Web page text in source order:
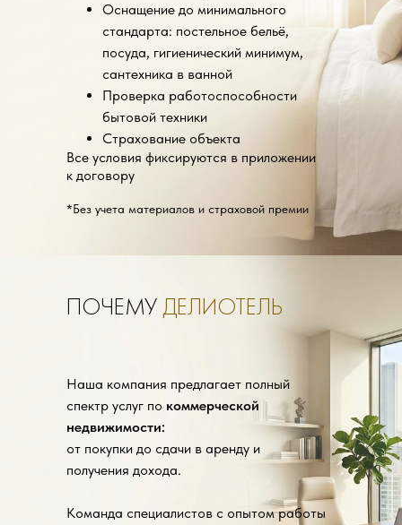
*Без учета материалов и страховой премии
Оснащение до минимального
стандарта: постельное бельё,
посуда, гигиенический минимум,
сантехника в ванной
Проверка работоспособности
бытовой техники
Страхование объекта
Все условия фиксируются в приложении
к договору
ПОЧЕМУДЕЛИОТЕЛЬ
Наша компания предлагает полный
спектр услуг по коммерческой
недвижимости:
от покупки до сдачи в аренду и
получения дохода.
Команда специалистов с опытом работы